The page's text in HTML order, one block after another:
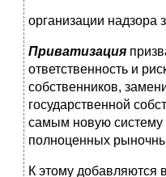
организации надзора
Приватизация
ответственность и
собственников,
государственной
самым новую систему
полноценных
К этому добавляются